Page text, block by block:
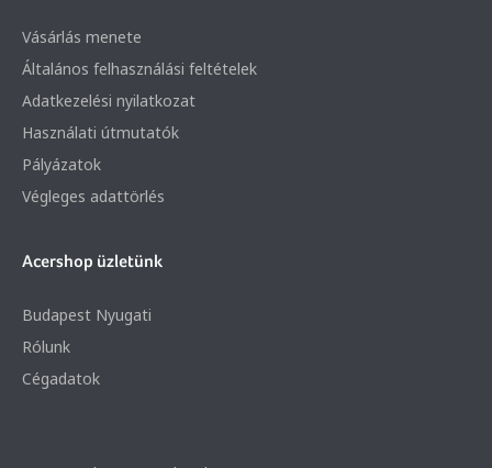
Vásárlás menete
Általános felhasználási feltételek
Adatkezelési nyilatkozat
Használati útmutatók
Pályázatok
Végleges adattörlés
Acershop üzletünk
Budapest Nyugati
Rólunk
Cégadatok